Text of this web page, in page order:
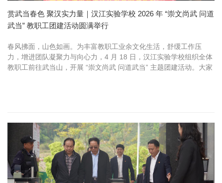
赏武当春色 聚汉实力量｜汉江实验学校 2026 年 “崇文尚武 问道
武当” 教职工团建活动圆满举行
春风拂面，山色如画。为丰富教职工业余文化生活，舒缓工作压
力，增进团队凝聚力与向心力，4 月 18 日，汉江实验学校组织全体
教职工前往武当山，开展 “崇文尚武 问道武当” 主题团建活动。大家